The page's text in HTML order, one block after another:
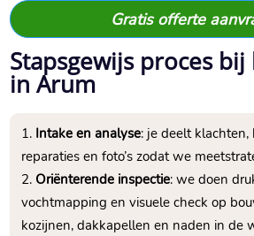
Gratis offerte
Stapsgewijs proces
in Arum
Intake en analyse: je deelt klachten,
reparaties en foto’s zodat we
Oriënterende inspectie: we doen
vochtmapping en visuele check op
kozijnen, dakkapellen en naden in de